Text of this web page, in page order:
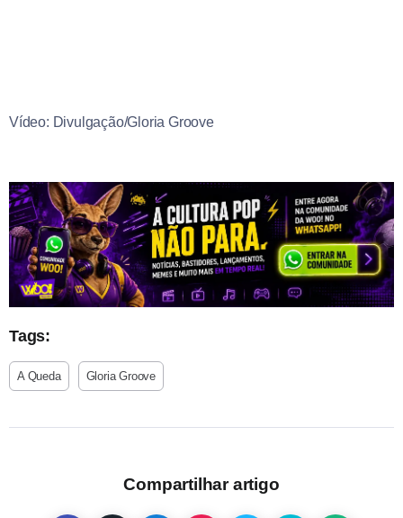
Vídeo: Divulgação/Gloria Groove
Tags:
A Queda Gloria Groove
Compartilhar artigo